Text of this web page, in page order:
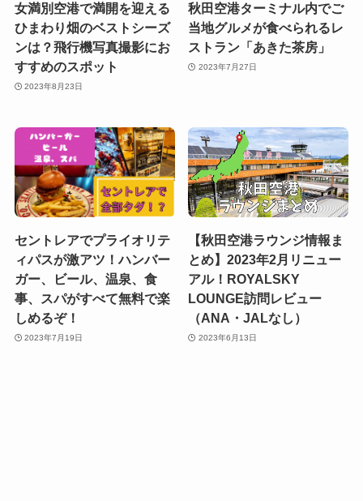
女満別空港で満開を迎える
ひまわり畑のベストシーズ
ンは？飛行機写真撮影にお
すすめのスポット
2023年8月23日
秋田空港ターミナル内でご
当地グルメが食べられるレ
ストラン「あきた茶房」
2023年7月27日
セントレアでプライオリテ
ィパスが激アツ！ハンバー
ガー、ビール、温泉、食
事、スパがすべて無料で楽
しめるぞ！
2023年7月19日
【秋田空港ラウンジ情報ま
とめ】2023年2月リニュー
アル！ROYALSKY
LOUNGE訪問レビュー
（ANA・JALなし）
2023年6月13日